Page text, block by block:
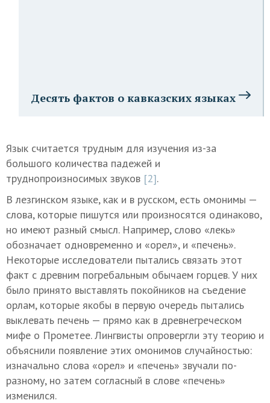
Десять фактов о кавказских языках
Язык считается трудным для изучения из-за
большого количества падежей и
труднопроизносимых звуков [2].
В лезгинском языке, как и в русском, есть омонимы —
слова, которые пишутся или произносятся одинаково,
но имеют разный смысл. Например, слово «лекь»
обозначает одновременно и «орел», и «печень».
Некоторые исследователи пытались связать этот
факт с древним погребальным обычаем горцев. У них
было принято выставлять покойников на съедение
орлам, которые якобы в первую очередь пытались
выклевать печень — прямо как в древнегреческом
мифе о Прометее. Лингвисты опровергли эту теорию и
объяснили появление этих омонимов случайностью:
изначально слова «орел» и «печень» звучали по-
разному, но затем согласный в слове «печень»
изменился.